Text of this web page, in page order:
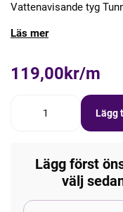
Vattenavisande tyg
Läs mer
119,00kr/m
Lägg
Lägg först
välj